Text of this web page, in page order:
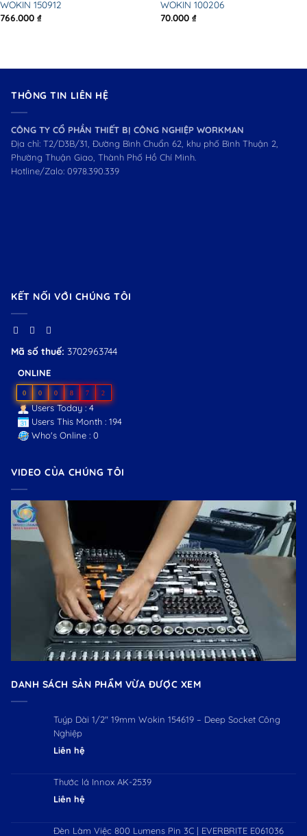
WOKIN 150912
766.000 ₫
WOKIN 100206
70.000 ₫
THÔNG TIN LIÊN HỆ
CÔNG TY CỔ PHẦN THIẾT BỊ CÔNG NGHIỆP WORKMAN
Địa chỉ: T2/D3B/31, Đường Bình Chuẩn 62, khu phố Bình Thuận 2,
Phường Thuận Giao, Thành Phố Hồ Chí Minh.
Hotline/Zalo: 0978.390.339
KẾT NỐI VỚI CHÚNG TÔI
Mã số thuế: 3702963744
ONLINE
0 0 0 8 7 2
Users Today : 4
Users This Month : 194
Who's Online : 0
VIDEO CỦA CHÚNG TÔI
DANH SÁCH SẢN PHẨM VỪA ĐƯỢC XEM
Tuýp Dài 1/2″ 19mm Wokin 154619 – Deep Socket Công
Nghiệp
Liên hệ
Thước lá Innox AK-2539
Liên hệ
Đèn Làm Việc 800 Lumens Pin 3C | EVERBRITE E061036